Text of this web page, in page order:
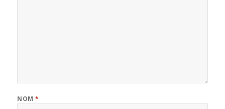
NOM*